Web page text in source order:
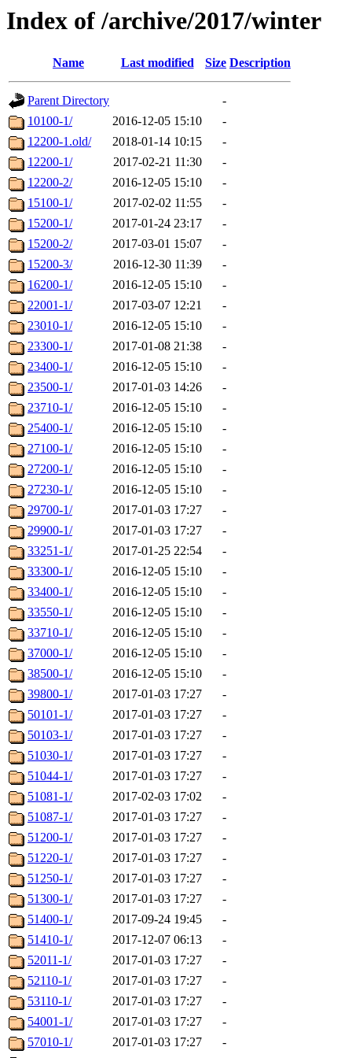
Index of /archive/2017/winter
Name Last modified Size Description
Parent Directory
-
10100-1/
2016-12-05 15:10
-
12200-1.old/
2018-01-14 10:15
-
12200-1/
2017-02-21 11:30
-
12200-2/
2016-12-05 15:10
-
15100-1/
2017-02-02 11:55
-
15200-1/
2017-01-24 23:17
-
15200-2/
2017-03-01 15:07
-
15200-3/
2016-12-30 11:39
-
16200-1/
2016-12-05 15:10
-
22001-1/
2017-03-07 12:21
-
23010-1/
2016-12-05 15:10
-
23300-1/
2017-01-08 21:38
-
23400-1/
2016-12-05 15:10
-
23500-1/
2017-01-03 14:26
-
23710-1/
2016-12-05 15:10
-
25400-1/
2016-12-05 15:10
-
27100-1/
2016-12-05 15:10
-
27200-1/
2016-12-05 15:10
-
27230-1/
2016-12-05 15:10
-
29700-1/
2017-01-03 17:27
-
29900-1/
2017-01-03 17:27
-
33251-1/
2017-01-25 22:54
-
33300-1/
2016-12-05 15:10
-
33400-1/
2016-12-05 15:10
-
33550-1/
2016-12-05 15:10
-
33710-1/
2016-12-05 15:10
-
37000-1/
2016-12-05 15:10
-
38500-1/
2016-12-05 15:10
-
39800-1/
2017-01-03 17:27
-
50101-1/
2017-01-03 17:27
-
50103-1/
2017-01-03 17:27
-
51030-1/
2017-01-03 17:27
-
51044-1/
2017-01-03 17:27
-
51081-1/
2017-02-03 17:02
-
51087-1/
2017-01-03 17:27
-
51200-1/
2017-01-03 17:27
-
51220-1/
2017-01-03 17:27
-
51250-1/
2017-01-03 17:27
-
51300-1/
2017-01-03 17:27
-
51400-1/
2017-09-24 19:45
-
51410-1/
2017-12-07 06:13
-
52011-1/
2017-01-03 17:27
-
52110-1/
2017-01-03 17:27
-
53110-1/
2017-01-03 17:27
-
54001-1/
2017-01-03 17:27
-
57010-1/
2017-01-03 17:27
-